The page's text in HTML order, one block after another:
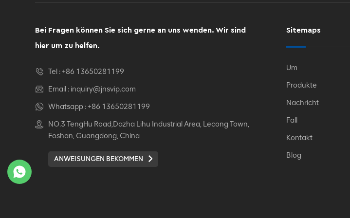
Bürostuhl
DETAILS ANZEIGEN
Lederstuhl Auding:
Ultimate Komfort für
Büro- und
Hausgebrauch
Auding Ergonomischer
Lederstuhl: Stilvolle
ganzen Tag Komfort
Bei Fragen können Sie sich gerne an uns wenden. Wir sind
hier um zu helfen.
Tel :+86 13650281199
Email : inquiry@jnsvip.com
Whatsapp :+86 13650281199
NO.3 TengHu Road,Dazha Lihu Industrial Area, Lecong Town,
Foshan, Guangdong, China
ANWEISUNGEN BEKOMMEN
Sitemaps
Um
Produkte
Nachricht
Fall
Kontakt
Blog